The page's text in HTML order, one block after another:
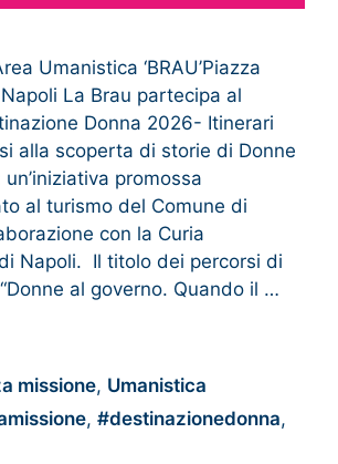
Umanistica ‘BRAU’Piazza
La Brau partecipa al
Donna 2026- Itinerari
alla scoperta di storie di Donne
promossa
al turismo del Comune di
con la Curia
Napoli. Il titolo dei percorsi di
al governo. Quando il …
missione, Umanistica
,#destinazionedonna,